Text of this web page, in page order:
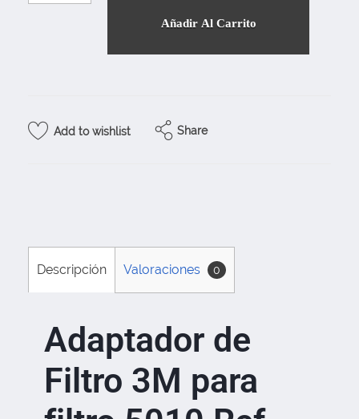
Añadir Al Carrito
Add to wishlist Share
Descripción Valoraciones 0
Adaptador de
Filtro 3M para